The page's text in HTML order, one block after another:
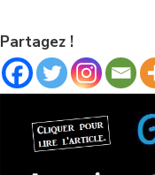
Partagez !